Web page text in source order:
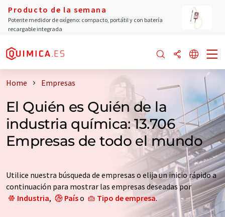
Producto de la semana
Potente medidor de oxígeno: compacto, portátil y con batería
recargable integrada
Home Empresas
El Quién es Quién de la
industria química: 13.706
Empresas de todo el mundo
Utilice nuestra búsqueda de empresas o elija un inicio rápido a
continuación para mostrar las empresas deseadas por
Industria, Paíso Tipo de empresa.